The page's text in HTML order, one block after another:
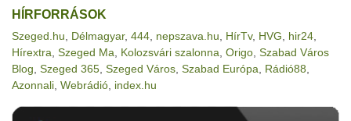
HÍRFORRÁSOK
Szeged.hu Délmagyar, 444 nepszava.hu HírTv, HVG hir24
Hírextra Szeged Ma Kolozsvári szalonna Origo Szabad Város
Blog Szeged 365 Szeged Város Szabad Európa Rádió88
Azonnali Webrádió index.hu